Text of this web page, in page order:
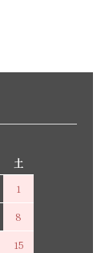
土
1
8
15